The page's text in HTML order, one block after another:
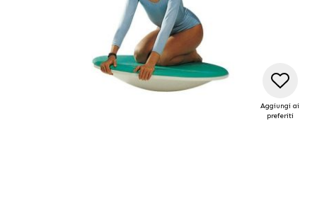
Aggiungi ai
preferiti